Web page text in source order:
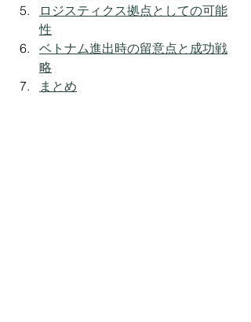
ロジスティクス拠点としての可能
性
ベトナム進出時の留意点と成功戦
略
まとめ